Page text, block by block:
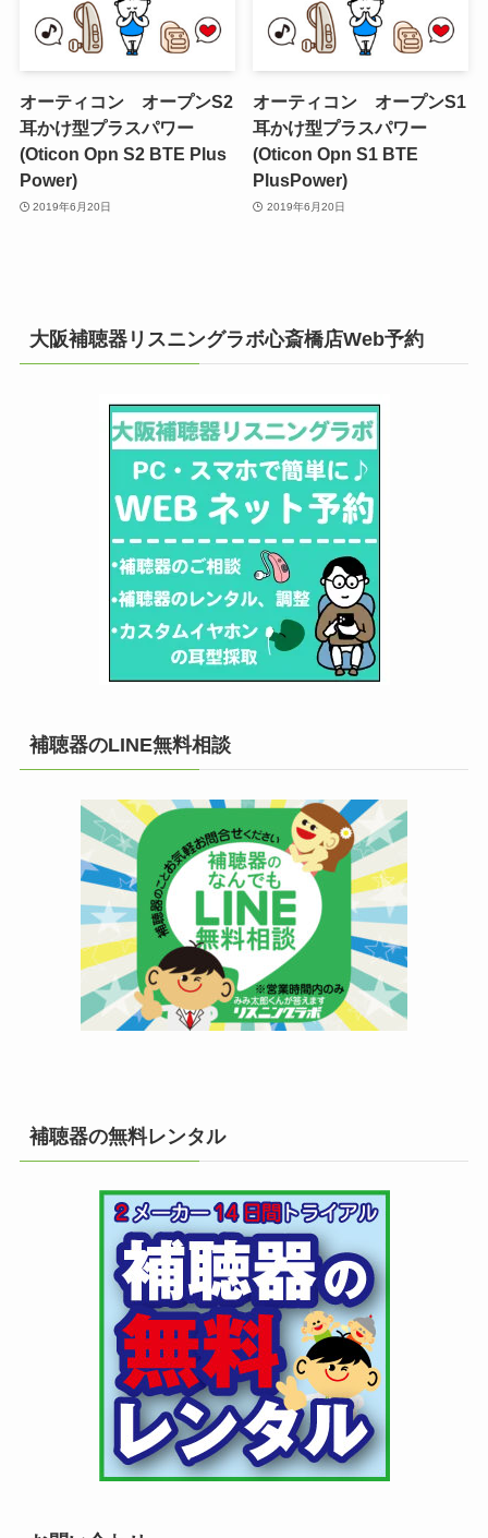
オーティコン オープンS2
耳かけ型プラスパワー
(Oticon Opn S2 BTE Plus
Power)
2019年6月20日
オーティコン オープンS1
耳かけ型プラスパワー
(Oticon Opn S1 BTE
PlusPower)
2019年6月20日
大阪補聴器リスニングラボ心斎橋店Web予約
補聴器のLINE無料相談
補聴器の無料レンタル